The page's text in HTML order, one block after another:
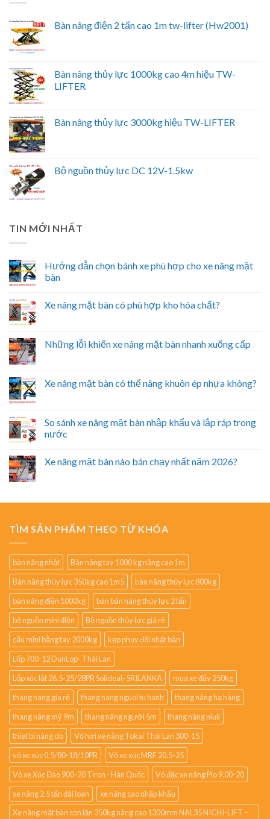
Bàn nâng điện 2 tấn cao 1m tw-lifter (Hw2001)
Bàn nâng thủy lực 1000kg cao 4m hiệu TW-
LIFTER
Bàn nâng thủy lực 3000kg hiệu TW-LIFTER
Bộ nguồn thủy lực DC 12V-1.5kw
TIN MỚI NHẤT
Hướng dẫn chọn bánh xe phù hợp cho xe nâng mặt
bàn
Xe nâng mặt bàn có phù hợp kho hóa chất?
Những lỗi khiến xe nâng mặt bàn nhanh xuống cấp
Xe nâng mặt bàn có thể nâng khuôn ép nhựa không?
So sánh xe nâng mặt bàn nhập khẩu và lắp ráp trong
nước
Xe nâng mặt bàn nào bán chạy nhất năm 2026?
TÌM SẢN PHẨM THEO TỪ KHÓA
bàn nâng nhật
Bàn nâng tay 1000 kg nâng cao 1m
Bàn nâng thủy lực 350kg cao 1m5
bàn nâng thủy lực 800kg
bàn nâng điện 1000kg
bán bàn nâng thủy lực 2 tấn
bộ nguồn mini điện
Bộ nguồn thủy lực giá rẻ
cẩu mini bằng tay 2000kg
kẹp phuy đôi nhật bản
Lốp 700-12 DunLop- Thái Lan
Lốp xúc lật 26.5-25/28PR Solideal- SRILANKA
mua xe đẩy 250kg
thang nang gia rẻ
thang nang nguoi tu hanh
thang nâng hạ hàng
thang nâng mỹ 9m
thang nâng người 5m
thang nâng niuli
thiet bi nâng do
Vỏ hơi xe nâng Tokai Thái Lan 300-15
vỏ xe xúc 0.5/80-18/10PR
Vỏ xe xúc MRF 20.5-25
Vỏ xe Xúc Đào 900-20 Tiron - Hàn Quốc
Vỏ đặc xe nâng Pio 9.00-20
xe nâng 2.5 tấn đài loan
xe nâng cao nhập khẩu
Xe nâng mặt bàn con lăn 350kg nâng cao 1300mm NAL35 NICHI-LIFT –